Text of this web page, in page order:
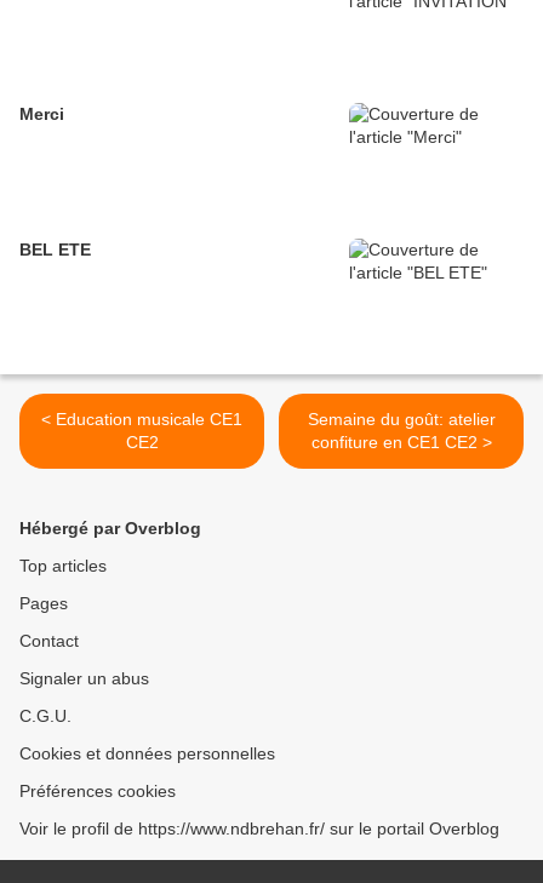
Merci
BEL ETE
< Education musicale CE1
CE2
Semaine du goût: atelier
confiture en CE1 CE2 >
Hébergé par Overblog
Top articles
Pages
Contact
Signaler un abus
C.G.U.
Cookies et données personnelles
Préférences cookies
Voir le profil de https://www.ndbrehan.fr/ sur le portail Overblog